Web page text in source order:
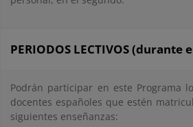
PERIODOS LECTIVOS (durante
Podrán participar en este Programa
docentes españoles que estén
siguientes enseñanzas: